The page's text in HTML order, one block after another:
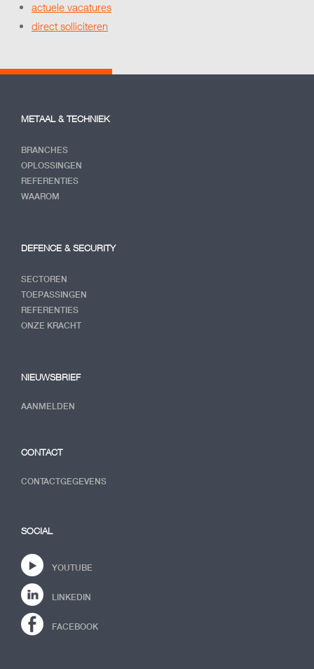
actuele vacatures
direct solliciteren
METAAL & TECHNIEK
BRANCHES
OPLOSSINGEN
REFERENTIES
WAAROM
DEFENCE & SECURITY
SECTOREN
TOEPASSINGEN
REFERENTIES
ONZE KRACHT
NIEUWSBRIEF
AANMELDEN
CONTACT
CONTACTGEGEVENS
SOCIAL
YOUTUBE
LINKEDIN
FACEBOOK